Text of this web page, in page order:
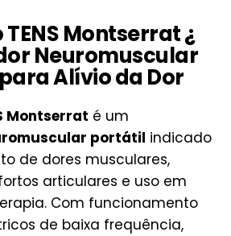
Montserrat ¿
Neuromuscular
Alívio da Dor
Montserrat é um
portátil indicado
de dores musculares,
articulares e uso em
Com funcionamento
de baixa frequência,